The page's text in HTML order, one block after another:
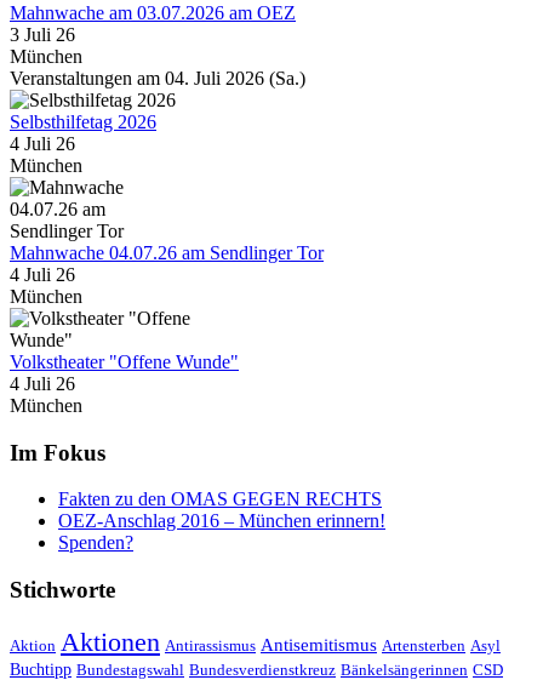
Mahnwache am 03.07.2026 am OEZ
3 Juli 26
München
Veranstaltungen am 04. Juli 2026 (Sa.)
Selbsthilfetag 2026
4 Juli 26
München
Mahnwache 04.07.26 am Sendlinger Tor
4 Juli 26
München
Volkstheater "Offene Wunde"
4 Juli 26
München
Im Fokus
Fakten zu den OMAS GEGEN RECHTS
OEZ-Anschlag 2016 – München erinnern!
Spenden?
Stichworte
Aktion Aktionen Antirassismus Antisemitismus Artensterben Asyl
Buchtipp Bundestagswahl Bundesverdienstkreuz Bänkelsängerinnen CSD